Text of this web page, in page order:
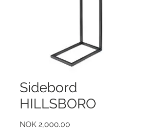
Sidebord
HILLSBORO
NOK 2,000.00